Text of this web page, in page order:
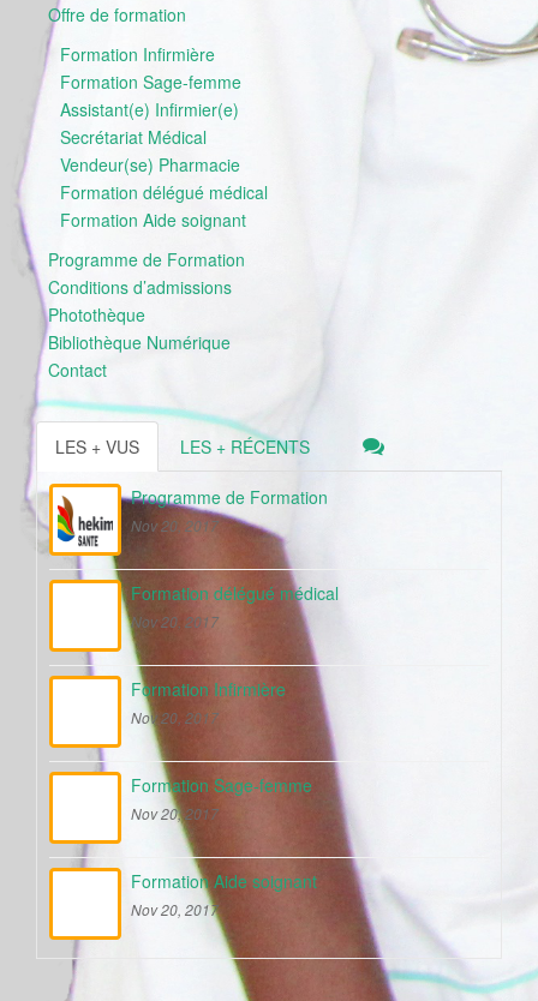
Offre de formation
Formation Infirmière
Formation Sage-femme
Assistant(e) Infirmier(e)
Secrétariat Médical
Vendeur(se) Pharmacie
Formation délégué médical
Formation Aide soignant
Programme de Formation
Conditions d’admissions
Photothèque
Bibliothèque Numérique
Contact
LES + VUS LES + RÉCENTS
Programme de Formation
Nov 20, 2017
Formation délégué médical
Nov 20, 2017
Formation Infirmière
Nov 20, 2017
Formation Sage-femme
Nov 20, 2017
Formation Aide soignant
Nov 20, 2017